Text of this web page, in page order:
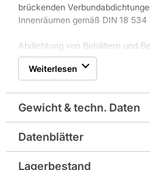
brückenden
Innenräumen gemäß DIN 18
Abdichtung von Behältern und
Teil 3 (entspricht Bauregelliste
Eigenschaften:
• Besonders schnelle
• Für Feucht­ und Nassräume
• Für Behälter und Becken
• Dampfdiffusionsfähig
• Mit allgemeinen
Weiterlesen
Gewicht & techn. Daten
EAN: 4055463014213
Datenblätter
Technisches Merkblatt
Lagerbestand